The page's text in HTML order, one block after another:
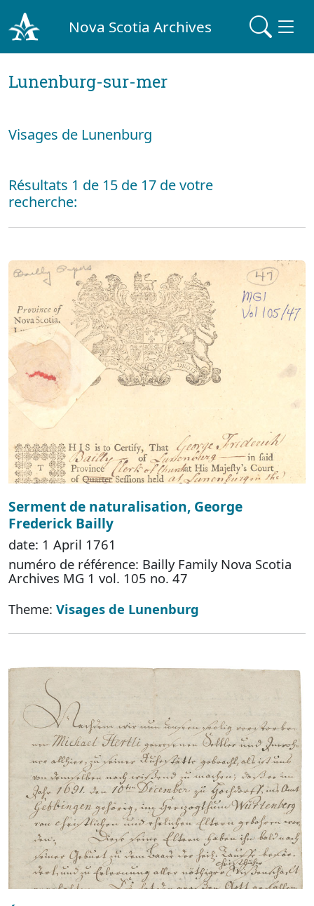
Nova Scotia Archives
Lunenburg-sur-mer
Visages de Lunenburg
Résultats 1 de 15 de 17 de votre
recherche:
Serment de naturalisation, George
Frederick Bailly
date: 1 April 1761
numéro de référence: Bailly Family Nova Scotia
Archives MG 1 vol. 105 no. 47
Theme: Visages de Lunenburg